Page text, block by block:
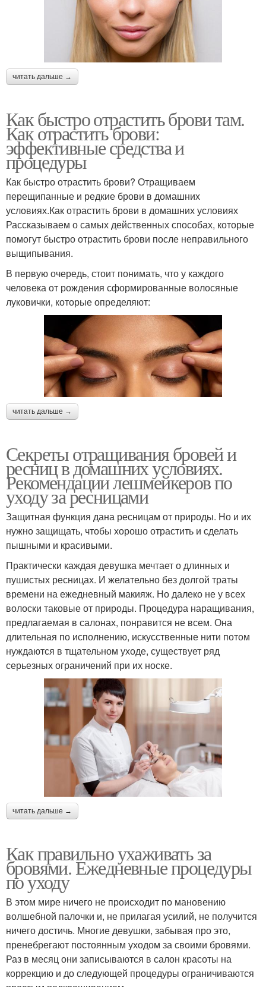
читать дальше →
Как быстро отрастить брови там.
Как отрастить брови:
эффективные средства и
процедуры
Как быстро отрастить брови? Отращиваем
перещипанные и редкие брови в домашних
условиях.Как отрастить брови в домашних условиях
Рассказываем о самых действенных способах, которые
помогут быстро отрастить брови после неправильного
выщипывания.
В первую очередь, стоит понимать, что у каждого
человека от рождения сформированные волосяные
луковички, которые определяют:
читать дальше →
Секреты отращивания бровей и
ресниц в домашних условиях.
Рекомендации лешмейкеров по
уходу за ресницами
Защитная функция дана ресницам от природы. Но и их
нужно защищать, чтобы хорошо отрастить и сделать
пышными и красивыми.
Практически каждая девушка мечтает о длинных и
пушистых ресницах. И желательно без долгой траты
времени на ежедневный макияж. Но далеко не у всех
волоски таковые от природы. Процедура наращивания,
предлагаемая в салонах, понравится не всем. Она
длительная по исполнению, искусственные нити потом
нуждаются в тщательном уходе, существует ряд
серьезных ограничений при их носке.
читать дальше →
Как правильно ухаживать за
бровями. Ежедневные процедуры
по уходу
В этом мире ничего не происходит по мановению
волшебной палочки и, не прилагая усилий, не получится
ничего достичь. Многие девушки, забывая про это,
пренебрегают постоянным уходом за своими бровями.
Раз в месяц они записываются в салон красоты на
коррекцию и до следующей процедуры ограничиваются